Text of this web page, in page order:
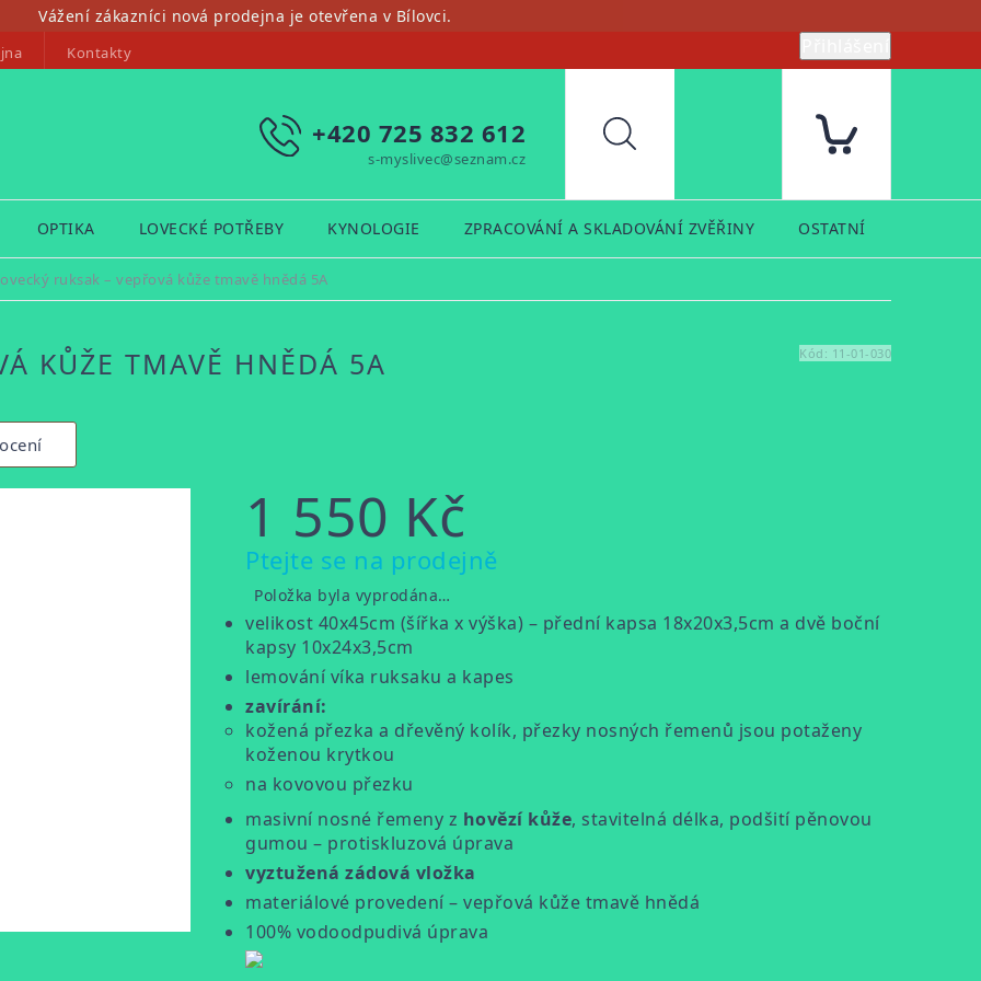
Vážení zákazníci nová prodejna je otevřena v Bílovci.
Kontakty
+420 725 832 612
s-myslivec@seznam.cz
Hledat
OPTIKA LOVECKÉ POTŘEBY KYNOLOGIE ZPRACOVÁNÍ A SKLADOVÁNÍ ZVĚŘINY OSTATNÍ
ruksak – vepřová kůže tmavě hnědá 5A
KŮŽE TMAVĚ HNĚDÁ 5A Kód: 11-01-030
1 550 Kč
Měrná
cena:
Ptejte se na prodejně
Položka byla vyprodána…
velikost 40x45cm (šířka x výška) – přední kapsa 18x20x3,5cm a dvě boční
kapsy 10x24x3,5cm
lemování víka ruksaku a kapes
zavírání:
kožená přezka a dřevěný kolík, přezky nosných řemenů jsou potaženy
koženou krytkou
na kovovou přezku
masivní nosné řemeny z hovězí kůže, stavitelná délka, podšití pěnovou
gumou – protiskluzová úprava
vyztužená zádová vložka
materiálové provedení – vepřová kůže tmavě hnědá
100% vodoodpudivá úprava